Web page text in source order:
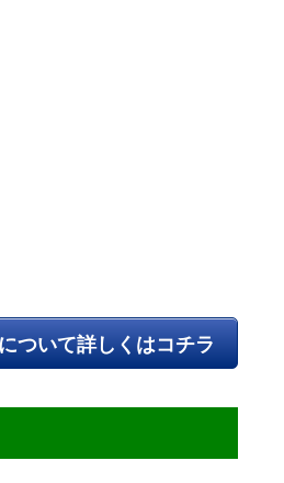
ついて詳しくはコチラ